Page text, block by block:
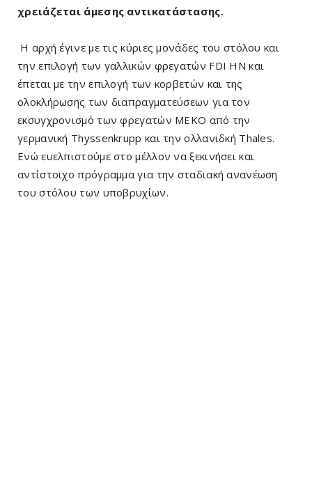
χρειάζεται άμεσης αντικατάστασης.
Η αρχή έγινε με τις κύριες μονάδες του στόλου και
την επιλογή των γαλλικών φρεγατών FDI HN και
έπεται με την επιλογή των κορβετών και της
ολοκλήρωσης των διαπραγματεύσεων για τον
εκσυγχρονισμό των φρεγατών ΜΕΚΟ από την
γερμανική Thyssenkrupp και την ολλανιδκή Thales.
Ενώ ευελπιστούμε στο μέλλον να ξεκινήσει και
αντίστοιχο πρόγραμμα για την σταδιακή ανανέωση
του στόλου των υποβρυχίων.